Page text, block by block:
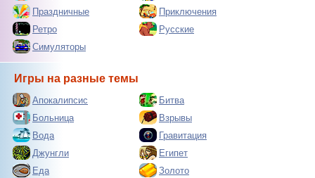
Праздничные
Приключения
Ретро
Русские
Симуляторы
Игры на разные темы
Апокалипсис
Битва
Больница
Взрывы
Вода
Гравитация
Джунгли
Египет
Еда
Золото